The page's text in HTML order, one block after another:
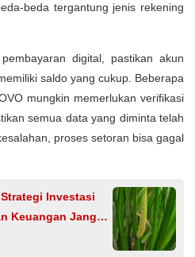
beda tergantung jenis rekening
digital, pastikan akun
saldo yang cukup. Beberapa
mungkin memerlukan verifikasi
semua data yang diminta telah
proses setoran bisa gagal
Investasi
Keuangan Jangka